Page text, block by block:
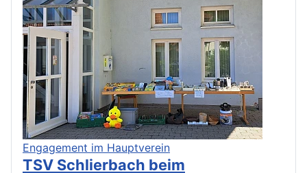
Engagement im Hauptverein
TSV Schlierbach beim